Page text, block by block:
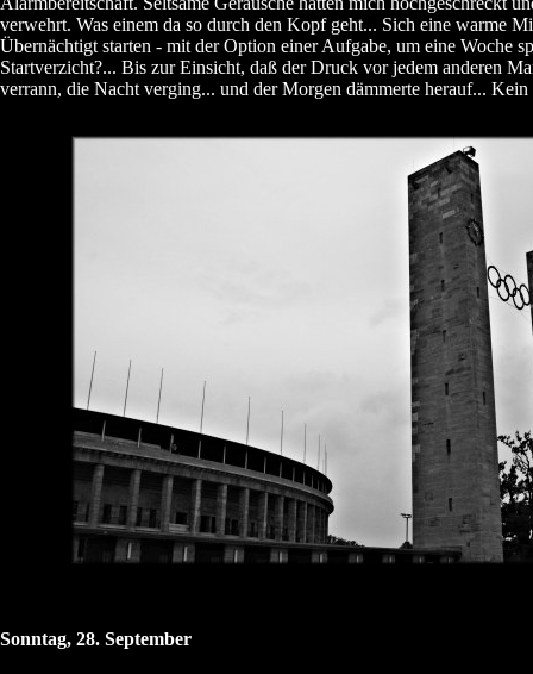
verwehrt. Was einem da so durch den Kopf geht... Sich eine warme
Übernächtigt starten - mit der Option einer Aufgabe, um eine Woche
Startverzicht?... Bis zur Einsicht, daß der Druck vor jedem anderen
verrann, die Nacht verging... und der Morgen dämmerte herauf...
Sonntag, 28. September